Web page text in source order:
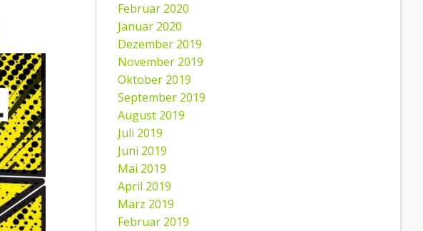
Februar 2020
Januar 2020
Dezember 2019
November 2019
Oktober 2019
September 2019
August 2019
Juli 2019
Juni 2019
Mai 2019
April 2019
März 2019
Februar 2019